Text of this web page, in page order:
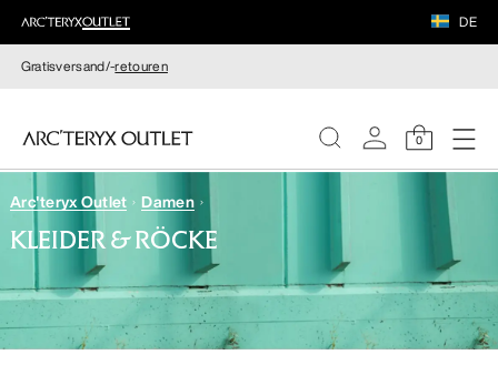
DE
Gratisversand/-retouren
0
DAMEN
HERREN
Arc'teryx Outlet Damen
KLEIDER & RÖCKE